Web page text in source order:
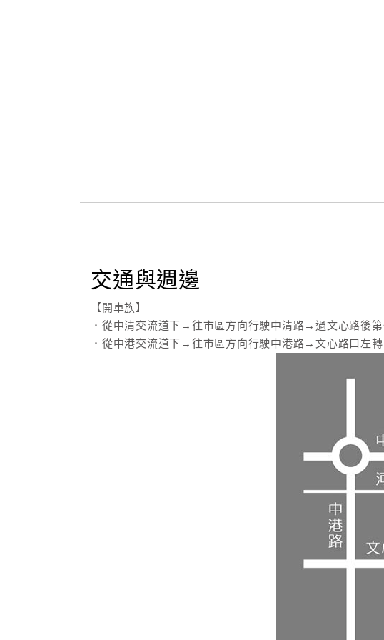
交通與週邊
【開車族】
．從中清交流道下→往市區方向行駛中清路→過文心路後
．從中港交流道下→往市區方向行駛中港路→文心路口左